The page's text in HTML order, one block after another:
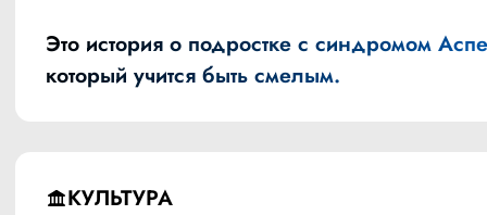
КУЛЬТУРА
Это история о подростке с синдромом
который учится быть смелым.